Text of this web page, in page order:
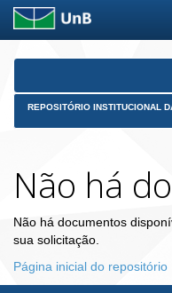
Skip
REPOSITÓRIO INSTITUCIONAL
Não há
Não há documentos
sua solicitação.
Página inicial do repositório